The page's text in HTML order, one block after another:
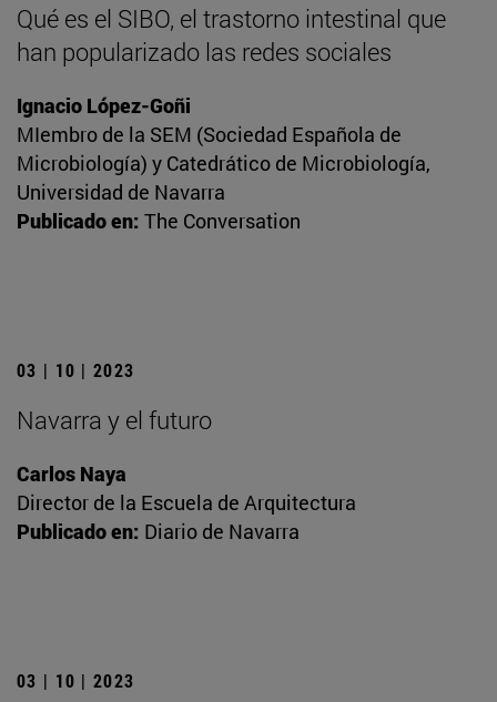
Qué es el SIBO, el trastorno intestinal que
han popularizado las redes sociales
Ignacio López-Goñi
MIembro de la SEM (Sociedad Española de
Microbiología) y Catedrático de Microbiología,
Universidad de Navarra
Publicado en: The Conversation
03 | 10 | 2023
Navarra y el futuro
Carlos Naya
Director de la Escuela de Arquitectura
Publicado en: Diario de Navarra
03 | 10 | 2023